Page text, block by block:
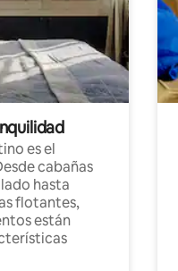
es el
cabañas
hasta
flotantes,
están